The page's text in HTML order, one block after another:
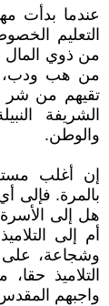
عندما بدأت
التعليم
من ذوي المال
من هب ودب،
تقيهم من شر
الشريفة
والوطن.
إن أغلب
بالمرة. فإلى
هل إلى
أم إلى
وشجاعة، على
التلاميذ
واجبهم